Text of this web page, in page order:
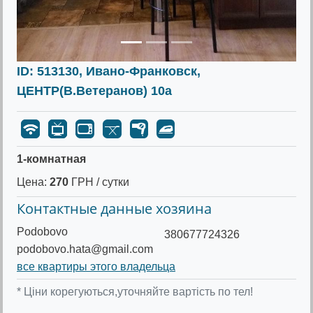
ID: 513130, Ивано-Франковск,
ЦЕНТР(В.Ветеранов) 10а
1-комнатная
Цена: 270 ГРН / сутки
Контактные данные хозяина
Podobovo
podobovo.hata@gmail.com
380677724326
все квартиры этого владельца
* Ціни корегуються,уточняйте вартість по тел!